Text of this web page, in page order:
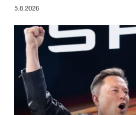
5.8.2026